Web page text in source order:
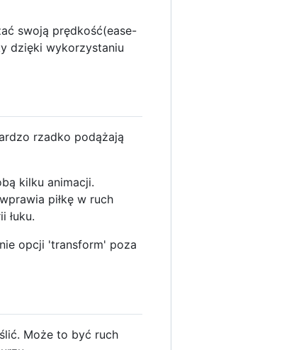
swoją prędkość(ease-
dzięki wykorzystaniu
rzadko podążają
kilku animacji.
piłkę w ruch
łuku.
opcji 'transform' poza
Może to być ruch